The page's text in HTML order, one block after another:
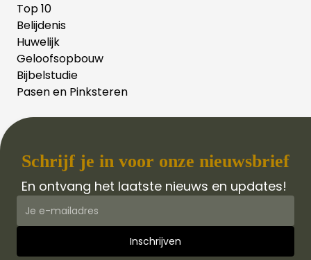
Top 10
Belijdenis
Huwelijk
Geloofsopbouw
Bijbelstudie
Pasen en Pinksteren
Schrijf je in voor onze nieuwsbrief
En ontvang het laatste nieuws en updates!